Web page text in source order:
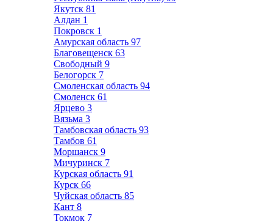
Якутск 81
Алдан 1
Покровск 1
Амурская область 97
Благовещенск 63
Свободный 9
Белогорск 7
Смоленская область 94
Смоленск 61
Ярцево 3
Вязьма 3
Тамбовская область 93
Тамбов 61
Моршанск 9
Мичуринск 7
Курская область 91
Курск 66
Чуйская область 85
Кант 8
Токмок 7